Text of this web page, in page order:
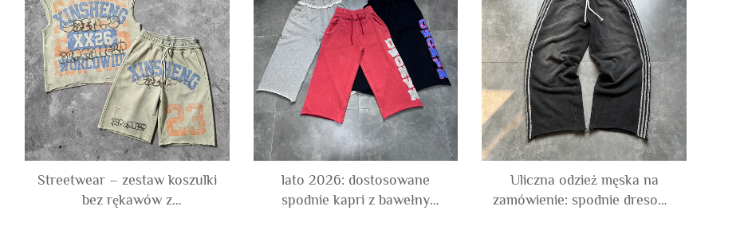
Streetwear – zestaw koszulki
bez rękawów z
lato 2026: dostosowane
spodnie kapri z bawełny
Uliczna odzież męska na
zamówienie: spodnie dresowe